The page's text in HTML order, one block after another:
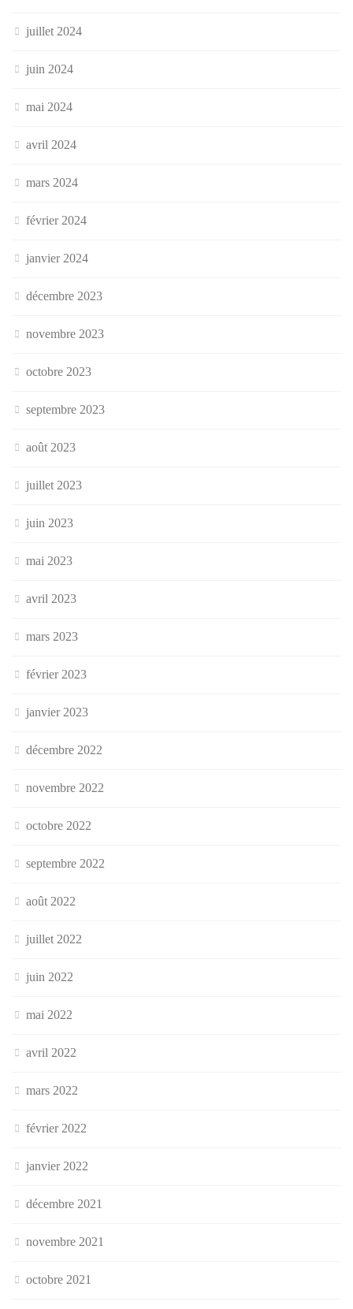
juillet 2024
juin 2024
mai 2024
avril 2024
mars 2024
février 2024
janvier 2024
décembre 2023
novembre 2023
octobre 2023
septembre 2023
août 2023
juillet 2023
juin 2023
mai 2023
avril 2023
mars 2023
février 2023
janvier 2023
décembre 2022
novembre 2022
octobre 2022
septembre 2022
août 2022
juillet 2022
juin 2022
mai 2022
avril 2022
mars 2022
février 2022
janvier 2022
décembre 2021
novembre 2021
octobre 2021